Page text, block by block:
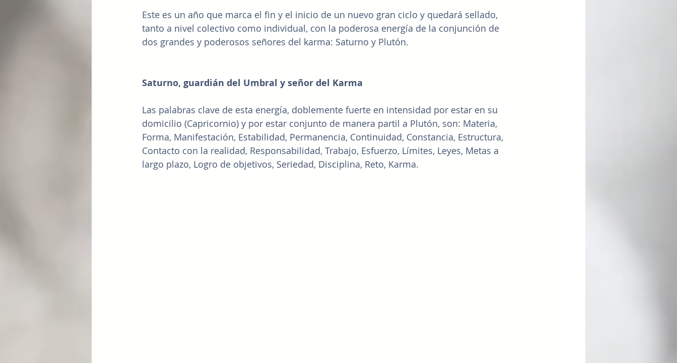
Este es un año que marca el fin y el inicio de un nuevo gran ciclo y quedará sellado,
tanto a nivel colectivo como individual, con la poderosa energía de la conjunción de
dos grandes y poderosos señores del karma: Saturno y Plutón.
Saturno, guardián del Umbral y señor del Karma
Las palabras clave de esta energía, doblemente fuerte en intensidad por estar en su
domicilio (Capricornio) y por estar conjunto de manera partil a Plutón, son: Materia,
Forma, Manifestación, Estabilidad, Permanencia, Continuidad, Constancia, Estructura,
Contacto con la realidad, Responsabilidad, Trabajo, Esfuerzo, Límites, Leyes, Metas a
largo plazo, Logro de objetivos, Seriedad, Disciplina, Reto, Karma.